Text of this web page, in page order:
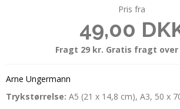
Pris fra
49,00
Fragt 29 kr. Gratis fragt over
Arne Ungermann
Trykstørrelse: A5 (21 x 14,8 cm), A3, 50 x